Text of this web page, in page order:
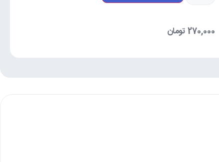
270,000تومان